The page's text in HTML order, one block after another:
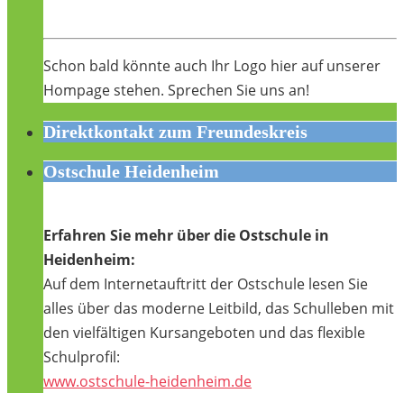
Schon bald könnte auch Ihr Logo hier auf unserer
Hompage stehen. Sprechen Sie uns an!
Direktkontakt zum Freundeskreis
Ostschule Heidenheim
Erfahren Sie mehr über die Ostschule in
Heidenheim:
Auf dem Internetauftritt der Ostschule lesen Sie
alles über das moderne Leitbild, das Schulleben mit
den vielfältigen Kursangeboten und das flexible
Schulprofil:
www.ostschule-heidenheim.de